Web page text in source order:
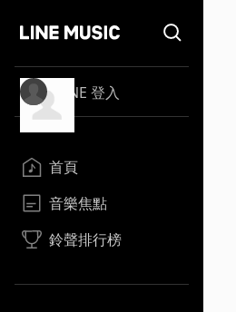
LINE 登入
首頁
音樂焦點
鈴聲排行榜